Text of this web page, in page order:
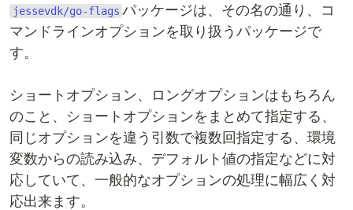
jessevdk/go-flags パッケージは、その名の通り、コ
マンドラインオプションを取り扱うパッケージで
す。
ショートオプション、ロングオプションはもちろん
のこと、ショートオプションをまとめて指定する、
同じオプションを違う引数で複数回指定する、環境
変数からの読み込み、デフォルト値の指定などに対
応していて、一般的なオプションの処理に幅広く対
応出来ます。